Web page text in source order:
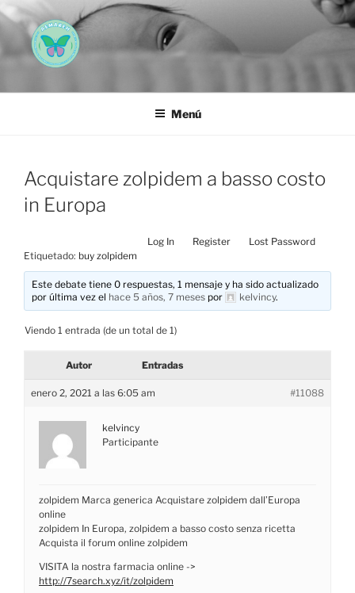
Saltar
al
contenido
AEMAREH
Menú
Acquistare zolpidem a basso costo
in Europa
Log In Register
Lost Password
Etiquetado: buy zolpidem
Este debate tiene 0 respuestas, 1 mensaje y ha sido actualizado
por última vez el hace 5 años, 7 meses por kelvincy.
Viendo 1 entrada (de un total de 1)
Autor Entradas
enero 2, 2021 a las 6:05 am #11088
kelvincy
Participante
zolpidem Marca generica Acquistare zolpidem dall’Europa
online
zolpidem In Europa, zolpidem a basso costo senza ricetta
Acquista il forum online zolpidem
VISITA la nostra farmacia online ->
http://7search.xyz/it/zolpidem